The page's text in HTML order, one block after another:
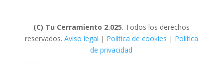
(C) Tu Cerramiento 2.025. Todos los derechos
reservados. Aviso legal | Política de cookies | Política
de privacidad